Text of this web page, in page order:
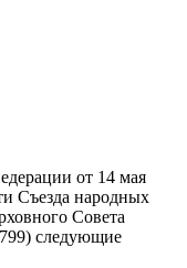
от 14 мая
Съезда народных
Совета
следующие